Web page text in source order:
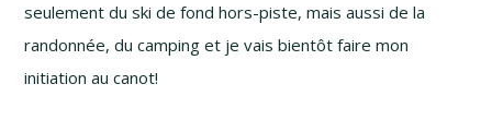
seulement du ski de fondhors-piste, mais aussi de la
randonnée, du camping et je vais bientôt faire mon
initiation au canot!